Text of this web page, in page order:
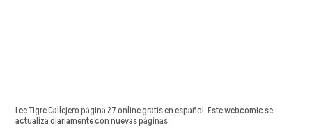
Lee Tigre Callejero página 27 online gratis en español. Este webcomic se
actualiza diariamente con nuevas páginas.